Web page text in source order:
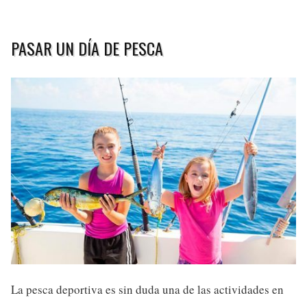
PASAR UN DÍA DE PESCA
La pesca deportiva es sin duda una de las actividades en